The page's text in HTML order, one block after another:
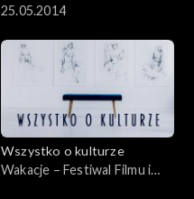
25.05.2014
Wszystko o kulturze
Wakacje – Festiwal Filmu i